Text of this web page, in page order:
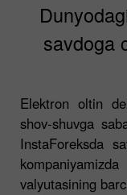
savdoga
Elektron oltin
shov-shuvga
InstaForeksda
valyutasining